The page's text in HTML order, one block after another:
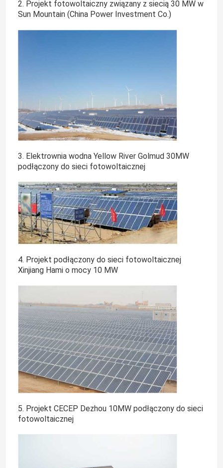
2. Projekt fotowoltaiczny związany z siecią 30 MW w
Sun Mountain (China Power Investment Co.)
3. Elektrownia wodna Yellow River Golmud 30MW
podłączony do sieci fotowoltaicznej
4. Projekt podłączony do sieci fotowoltaicznej
Xinjiang Hami o mocy 10 MW
5. Projekt CECEP Dezhou 10MW podłączony do sieci
fotowoltaicznej